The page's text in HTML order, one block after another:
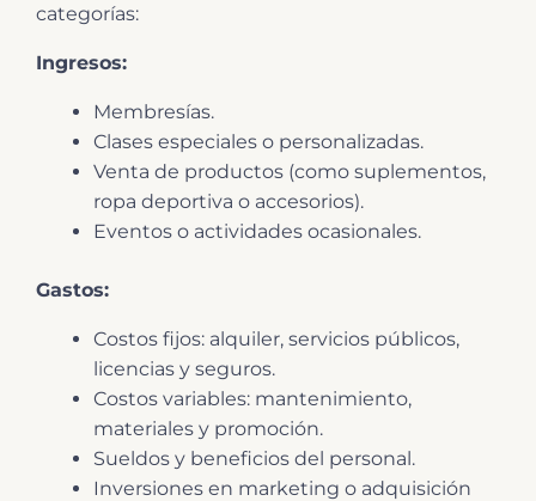
categorías:
Ingresos:
Membresías.
Clases especiales o personalizadas.
Venta de productos (como suplementos,
ropa deportiva o accesorios).
Eventos o actividades ocasionales.
Gastos:
Costos fijos: alquiler, servicios públicos,
licencias y seguros.
Costos variables: mantenimiento,
materiales y promoción.
Sueldos y beneficios del personal.
Inversiones en marketing o adquisición